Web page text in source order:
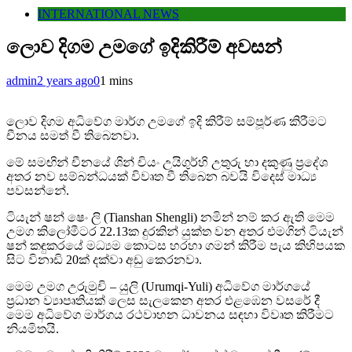
INTERNATIONAL NEWS
ලොව දිගම උමගේ ඉදිකිරීම් අවසන්
admin2 years ago01 mins
ලොව දිගම අධිවේග මාර්ග උමගේ ඉදි කිරීම් සම්පූර්ණ කිරීමට
චීනය සමත් වී තිබෙනවා.
මේ සමඟින් චීනයේ ශින් චියං උයිගුර්හි උතුරු හා දකුණු ප්‍රදේශ
අතර නව සම්බන්ධයක් විවෘත වී තිබෙන බවයි විදෙස් මාධ්‍ය
පවසන්නේ.
ටියැන් ෂන් ෂෙං ලි (Tianshan Shengli) නමින් නම් කර ඇති මෙම
උමග කිලෝමීටර 22.13ක දුරකින් යුක්ත වන අතර එමගින් ටියැන්
ෂන් කඳුකරයේ මධ්‍යම කොටස හරහා ගමන් කිරීම පැය කිහිපයක
සිට විනාඩි 20ක් දක්වා අඩු කෙරනවා.
මෙම උමග උරුමුචි – යුලි (Urumqi-Yuli) අධිවේග මාර්ගයේ
ප්‍රධාන ව්‍යාපෘතියක් ලෙස සැලකෙන අතර එළඹෙන වසරේ දී
මෙම අධිවේග මාර්ගය රථවාහන ධාවනය සඳහා විවෘත කිරීමට
නියමිතයි.